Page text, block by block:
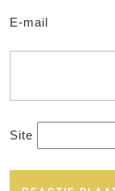
E-mail
Site